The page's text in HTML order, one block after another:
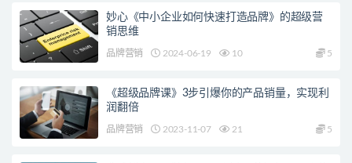
妙心《中小企业如何快速打造品牌》的超级营
销思维
品牌营销 2024-06-19 10 5
《超级品牌课》3步引爆你的产品销量，实现利
润翻倍
品牌营销 2023-11-07 21 5